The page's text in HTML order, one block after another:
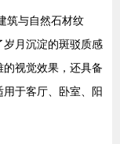
筑与自然石材纹
月沉淀的斑驳质感
视觉效果，还具备
于客厅、卧室、阳